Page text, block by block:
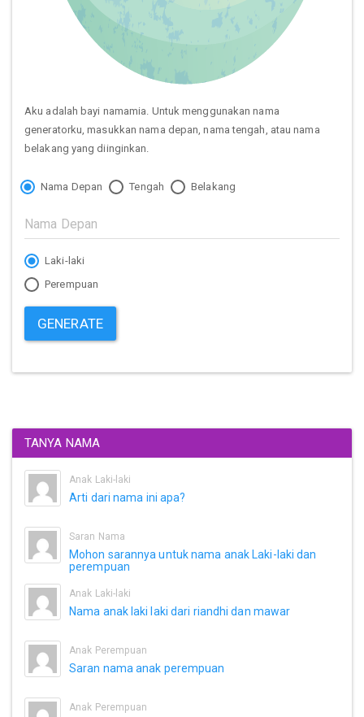
Aku adalah bayi namamia. Untuk menggunakan nama
generatorku, masukkan nama depan, nama tengah, atau nama
belakang yang diinginkan.
Nama Depan Tengah Belakang
Laki-laki
Perempuan
GENERATE
TANYA NAMA
Anak Laki-laki
Arti dari nama ini apa?
Saran Nama
Mohon sarannya untuk nama anak Laki-laki dan
perempuan
Anak Laki-laki
Nama anak laki laki dari riandhi dan mawar
Anak Perempuan
Saran nama anak perempuan
Anak Perempuan